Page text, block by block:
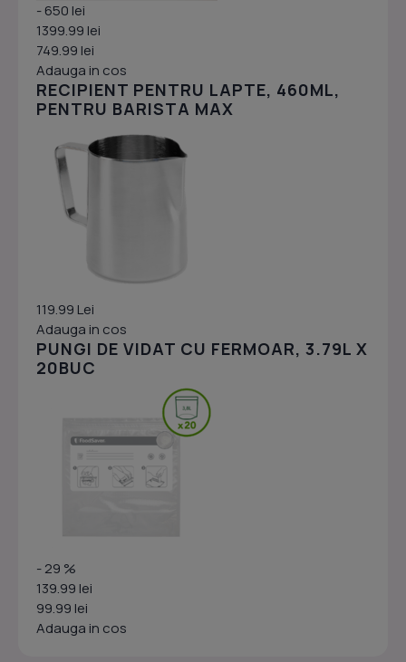
- 650 lei
1399.99 lei
749.99 lei
Adauga in cos
RECIPIENT PENTRU LAPTE, 460ML,
PENTRU BARISTA MAX
119.99 Lei
Adauga in cos
PUNGI DE VIDAT CU FERMOAR, 3.79L X
20BUC
- 29 %
139.99 lei
99.99 lei
Adauga in cos